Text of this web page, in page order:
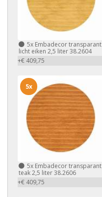
5x Embadecor transparant
licht eiken 2,5 liter 38.2604
+€ 409,75
5x Embadecor transparant
teak 2,5 liter 38.2606
+€ 409,75
5x